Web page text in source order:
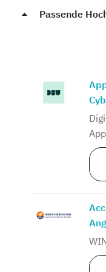
Passende